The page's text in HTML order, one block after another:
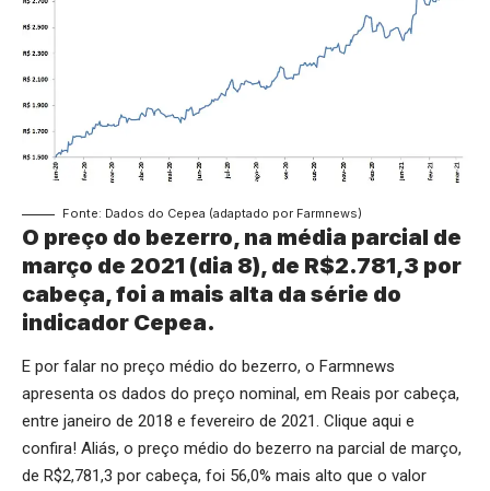
Fonte: Dados do Cepea (adaptado por Farmnews)
O preço do bezerro, na média parcial de
março de 2021 (dia 8), de R$2.781,3 por
cabeça, foi a mais alta da série do
indicador Cepea.
E por falar no preço médio do bezerro, o Farmnews
apresenta os dados do preço nominal, em Reais por cabeça,
entre janeiro de 2018 e fevereiro de 2021. Clique aqui e
confira! Aliás, o preço médio do bezerro na parcial de março,
de R$2,781,3 por cabeça, foi 56,0% mais alto que o valor